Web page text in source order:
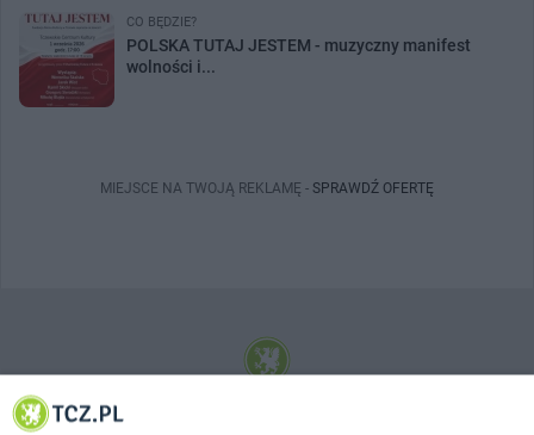
CO BĘDZIE?
POLSKA TUTAJ JESTEM - muzyczny manifest
wolności i...
MIEJSCE NA TWOJĄ REKLAMĘ - SPRAWDŹ OFERTĘ
© 2001-2026 Tczew - TCZ.PL Sp. z o.o. Internetowy Serwis Informacyjny Miasta